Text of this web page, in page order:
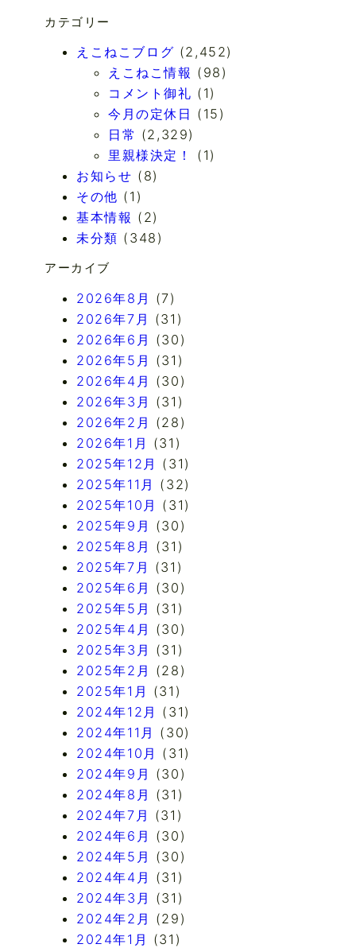
カテゴリー
えこねこブログ (2,452)
えこねこ情報 (98)
コメント御礼 (1)
今月の定休日 (15)
日常 (2,329)
里親様決定！
(1)
お知らせ (8)
その他 (1)
基本情報 (2)
未分類 (348)
アーカイブ
2026年8月 (7)
2026年7月 (31)
2026年6月 (30)
2026年5月 (31)
2026年4月 (30)
2026年3月 (31)
2026年2月 (28)
2026年1月 (31)
2025年12月 (31)
2025年11月 (32)
2025年10月 (31)
2025年9月 (30)
2025年8月 (31)
2025年7月 (31)
2025年6月 (30)
2025年5月 (31)
2025年4月 (30)
2025年3月 (31)
2025年2月 (28)
2025年1月 (31)
2024年12月 (31)
2024年11月 (30)
2024年10月 (31)
2024年9月 (30)
2024年8月 (31)
2024年7月 (31)
2024年6月 (30)
2024年5月 (30)
2024年4月 (31)
2024年3月 (31)
2024年2月 (29)
2024年1月 (31)